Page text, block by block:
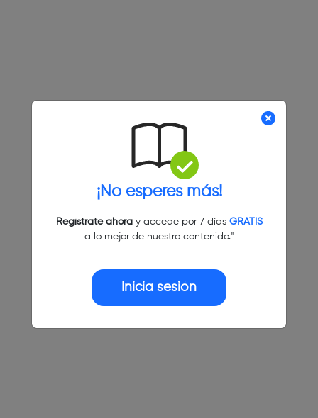
¡No esperes más!
Regístrate ahoray accede por 7 días GRATIS
a lo mejor de nuestro contenido."
Inicia sesión